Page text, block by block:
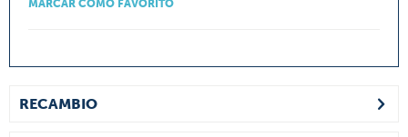
MARCAR COMO FAVORITO
RECAMBIO